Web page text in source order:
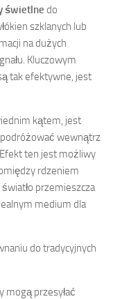
świetlne do
szklanych lub
na dużych
Kluczowym
tak efektywne, jest
kątem, jest
podróżować wewnątrz
ten jest możliwy
rdzeniem
światło przemieszcza
medium dla
do tradycyjnych
mogą przesyłać